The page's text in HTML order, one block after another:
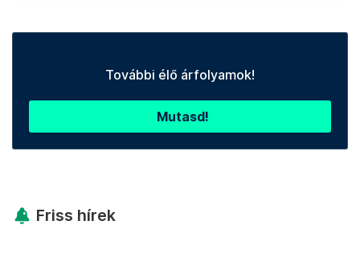
További élő árfolyamok!
Mutasd!
Friss hírek